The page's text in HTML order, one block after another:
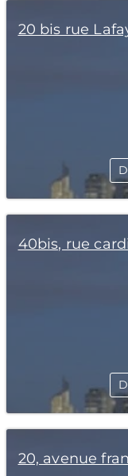
20 bis rue
40bis, rue
20, avenue